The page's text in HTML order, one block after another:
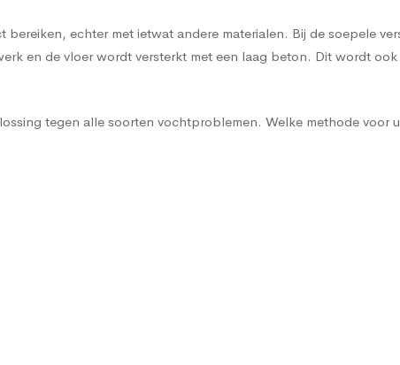
echter met ietwat andere materialen. Bij de soepele
en de vloer wordt versterkt met een laag beton. Dit wordt
tegen alle soorten vochtproblemen. Welke methode voor